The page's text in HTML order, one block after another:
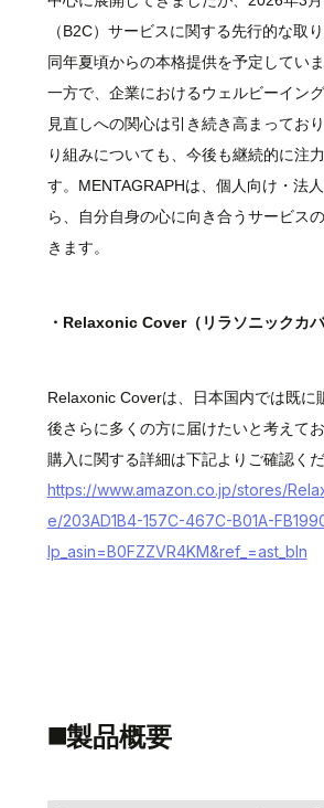
（B2C）サービスに関する先行的な取
同年夏頃からの本格提供を予定していま
一方で、企業におけるウェルビーイン
見直しへの関心は引き続き高まってお
り組みについても、今後も継続的に注
す。MENTAGRAPHは、個人向け・法
ら、自分自身の心に向き合うサービス
きます。
・Relaxonic Cover（リラソニックカバ
Relaxonic Coverは、日本国内では既に
後さらに多くの方に届けたいと考えてお
購入に関する詳細は下記よりご確認くだ
https://www.amazon.co.jp/stores/
e/203AD1B4-157C-467C-B01A-
lp_asin=B0FZZVR4KM&ref_=ast_bln
◼️製品概要